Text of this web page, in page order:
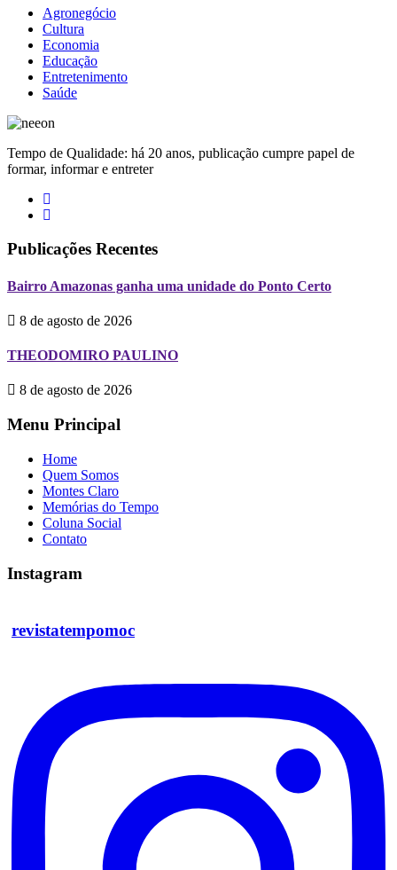
Agronegócio
Cultura
Economia
Educação
Entretenimento
Saúde
Tempo de Qualidade: há 20 anos, publicação cumpre papel de
formar, informar e entreter
Publicações Recentes
Bairro Amazonas ganha uma unidade do Ponto Certo
8 de agosto de 2026
THEODOMIRO PAULINO
8 de agosto de 2026
Menu Principal
Home
Quem Somos
Montes Claro
Memórias do Tempo
Coluna Social
Contato
Instagram
revistatempomoc